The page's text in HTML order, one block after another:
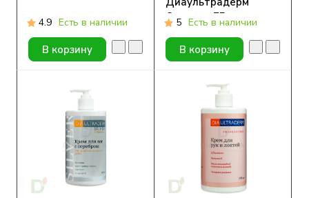
4.9 Есть в наличии
В корзину
Сильвер, 75 мл.
5 Есть в наличии
В корзину